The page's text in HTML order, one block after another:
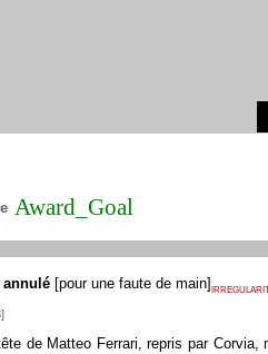
Award_Goal
annulé [pour une faute de main]
de Matteo Ferrari, repris par Corvia,